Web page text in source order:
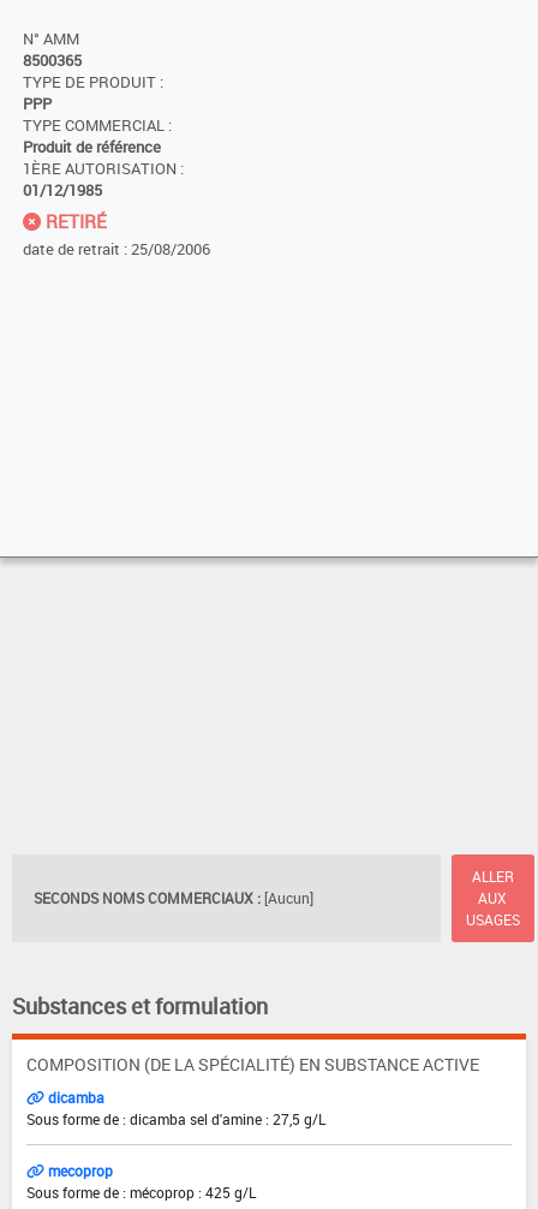
N° AMM
8500365
TYPE DE PRODUIT :
PPP
TYPE COMMERCIAL :
Produit de référence
1ÈRE AUTORISATION :
01/12/1985
RETIRÉ
date de retrait : 25/08/2006
SECONDS NOMS COMMERCIAUX : [Aucun]
ALLER
AUX
USAGES
Substances et formulation
COMPOSITION (DE LA SPÉCIALITÉ) EN SUBSTANCE ACTIVE
dicamba
Sous forme de : dicamba sel d'amine : 27,5 g/L
mecoprop
Sous forme de : mécoprop : 425 g/L